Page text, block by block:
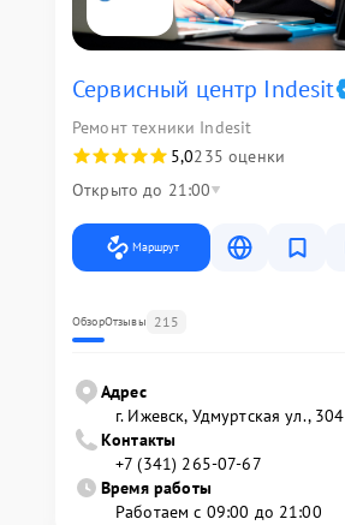
Сервисный центр Indesit
Ремонт техники Indesit
5,0235 оценки
Открыто до 21:00
Маршрут
ОбзорОтзывы 215
Адрес
г. Ижевск, Удмуртская ул., 304
Контакты
+7 (341) 265-07-67
Время работы
Работаем с 09:00 до 21:00